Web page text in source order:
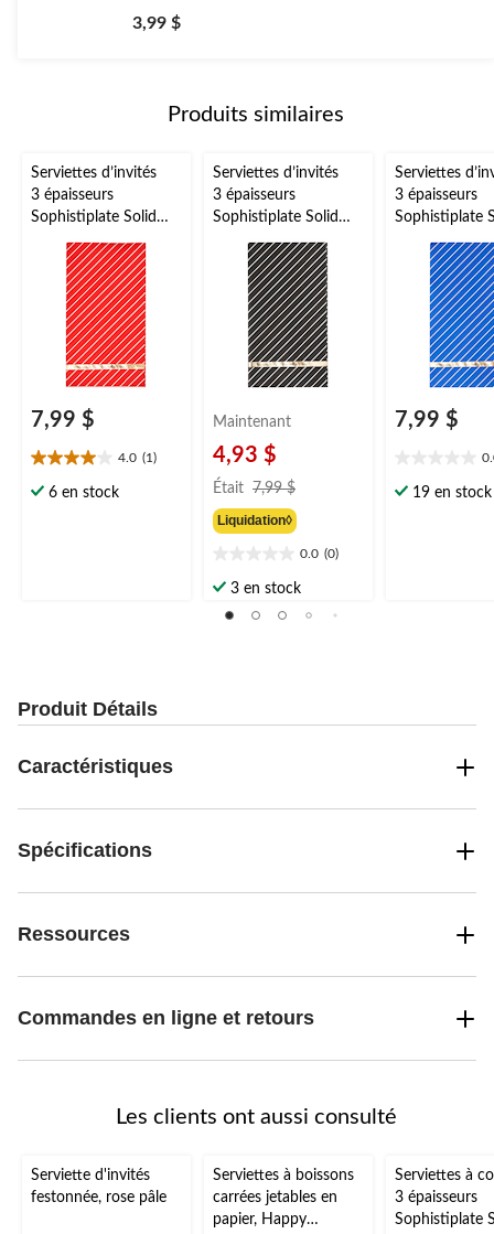
étoile(s)
sur
3,99 $
Produits similaires
Serviettes d’invités
3 épaisseurs
Sophistiplate Solid
Red, paq. 20
7,99 $
4.0 (1)
4.0
étoile(s)
6 en stock
Serviettes d’invités
3 épaisseurs
Sophistiplate Solid
Black, paq. 20
Maintenant
4,93 $
Était 7,99 $
Liquidation◊
0.0 (0)
étoile(s)
3 en stock
Serviettes
3 épaisseurs
Sophistiplate
Blue, paq. 20
7,99 $
étoile(s)
19 en stock
Produit Détails
Caractéristiques
Spécifications
Ressources
Commandes en ligne et retours
Les clients ont aussi consulté
Serviette d'invités
festonnée, rose pâle
Serviettes à boissons
carrées jetables en
papier, Happy
Serviettes à
3 épaisseurs
Sophistiplate